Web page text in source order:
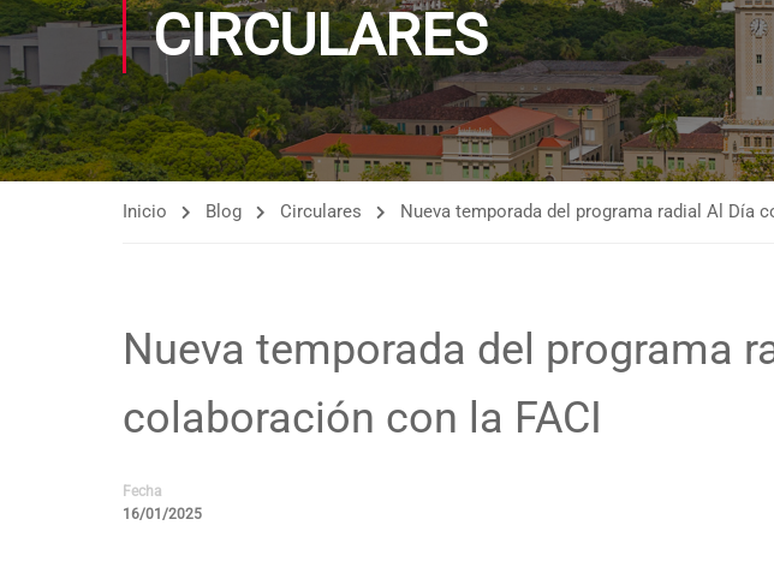
CIRCULARES
Inicio Blog Circulares Nueva temporada del programa radial Al Día
Nueva temporada del programa
colaboración con la FACI
Fecha
16/01/2025